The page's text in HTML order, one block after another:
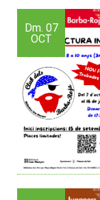
Dm. 07
OCT